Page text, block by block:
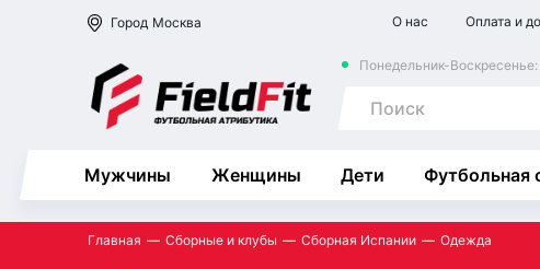
Город Москва О нас Оплата и
Понедельник-
Мужчины Женщины Дети Футбольная
Главная Сборные и клубы Сборная Испании Одежда